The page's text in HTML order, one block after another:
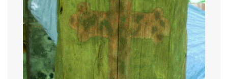
HRY DO ROKU 1973
MÍSTO PRO VAŠE VZKAZY!!
DOKUMENTY OVJK